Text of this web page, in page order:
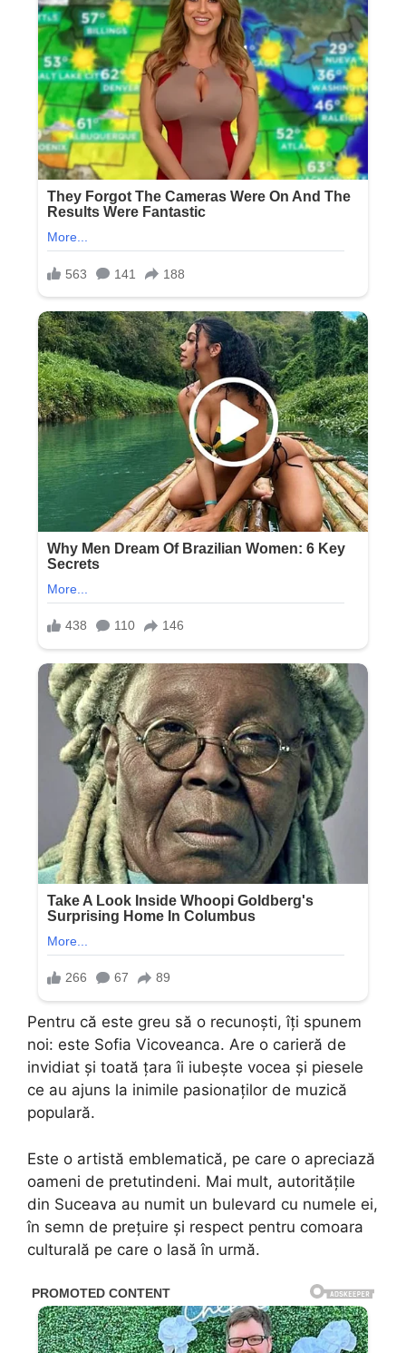
Pentru că este greu să o recunoști, îți spunem
noi: este Sofia Vicoveanca. Are o carieră de
invidiat și toată țara îi iubește vocea și piesele
ce au ajuns la inimile pasionaților de muzică
populară.
Este o artistă emblematică, pe care o apreciază
oameni de pretutindeni. Mai mult, autoritățile
din Suceava au numit un bulevard cu numele ei,
în semn de prețuire și respect pentru comoara
culturală pe care o lasă în urmă.